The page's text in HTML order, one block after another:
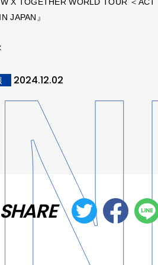
JAPAN』
2024.12.02
SHARE